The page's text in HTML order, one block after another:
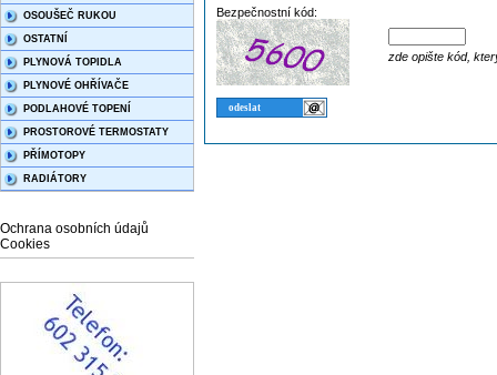
OSOUŠEČ RUKOU
OSTATNÍ
PLYNOVÁ TOPIDLA
PLYNOVÉ OHŘÍVAČE
PODLAHOVÉ TOPENÍ
PROSTOROVÉ TERMOSTATY
PŘÍMOTOPY
RADIÁTORY
Ochrana osobních údajů
Cookies
Bezpečnostní kód:
zde opište kód,